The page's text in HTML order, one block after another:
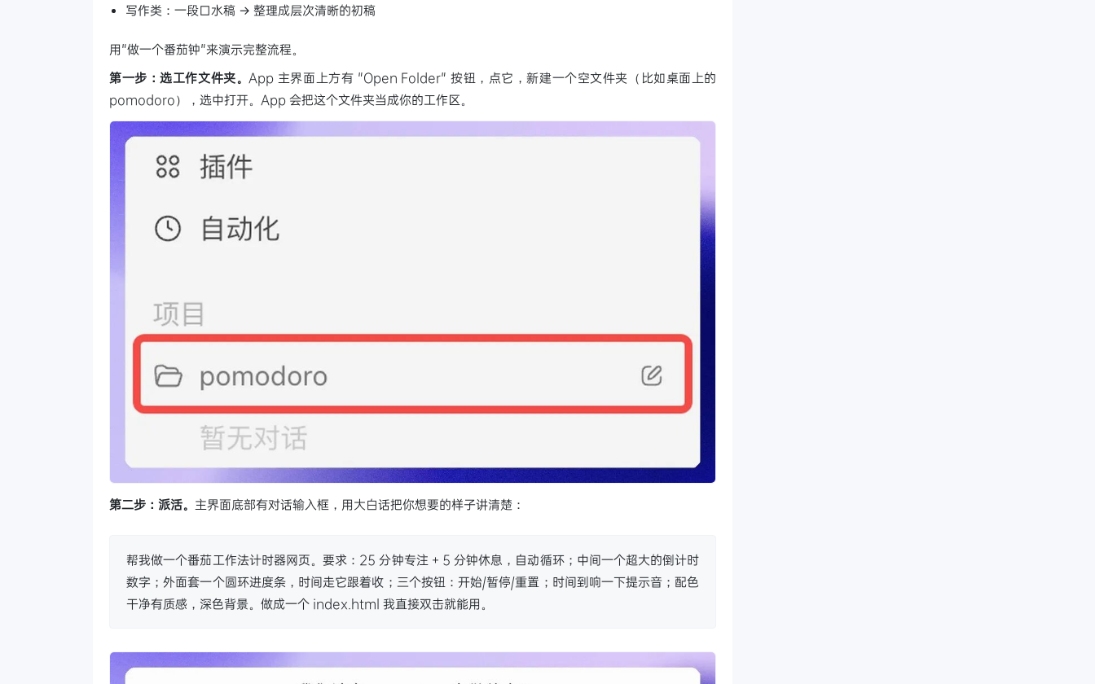
写作类：一段口水稿 → 整理成层次清晰的初稿
用"做一个番茄钟"来演示完整流程。
第一步：选工作文件夹。 App 主界面上方有 "Open Folder" 按钮，点它，新建一个空文件夹（比如桌面上的
pomodoro），选中打开。App 会把这个文件夹当成你的工作区。
第二步：派活。 主界面底部有对话输入框，用大白话把你想要的样子讲清楚：
帮我做一个番茄工作法计时器网页。要求：25 分钟专注 + 5 分钟休息，自动循环；中间一个超大的倒计时
数字；外面套一个圆环进度条，时间走它跟着收；三个按钮：开始/暂停/重置；时间到响一下提示音；配色
干净有质感，深色背景。做成一个 index.html 我直接双击就能用。